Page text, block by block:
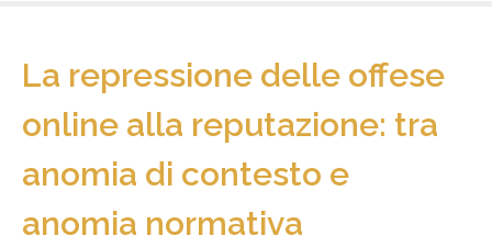
La repressione delle offese
online alla reputazione: tra
anomia di contesto e
anomia normativa